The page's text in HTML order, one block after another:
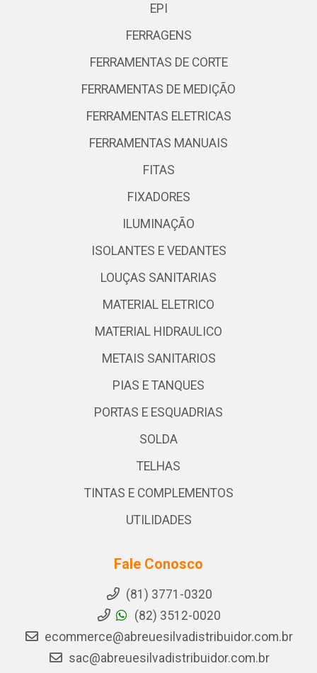
EPI
FERRAGENS
FERRAMENTAS DE CORTE
FERRAMENTAS DE MEDIÇÃO
FERRAMENTAS ELETRICAS
FERRAMENTAS MANUAIS
FITAS
FIXADORES
ILUMINAÇÃO
ISOLANTES E VEDANTES
LOUÇAS SANITARIAS
MATERIAL ELETRICO
MATERIAL HIDRAULICO
METAIS SANITARIOS
PIAS E TANQUES
PORTAS E ESQUADRIAS
SOLDA
TELHAS
TINTAS E COMPLEMENTOS
UTILIDADES
Fale Conosco
(81) 3771-0320
(82) 3512-0020
ecommerce@abreuesilvadistribuidor.com.br
sac@abreuesilvadistribuidor.com.br